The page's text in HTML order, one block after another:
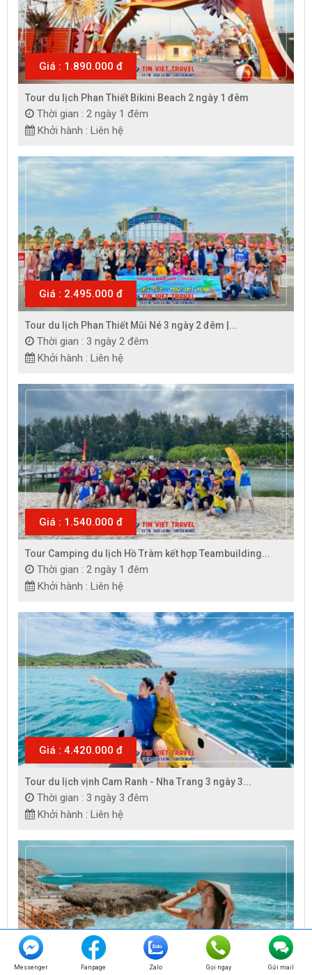
Giá : 1.890.000 đ
Tour du lịch Phan Thiết Bikini Beach 2 ngày 1 đêm
Thời gian : 2 ngày 1 đêm
Khởi hành : Liên hệ
Giá : 2.495.000 đ
Tour du lịch Phan Thiết Mũi Né 3 ngày 2 đêm |...
Thời gian : 3 ngày 2 đêm
Khởi hành : Liên hệ
Giá : 1.540.000 đ
Tour Camping du lịch Hồ Tràm kết hợp Teambuilding...
Thời gian : 2 ngày 1 đêm
Khởi hành : Liên hệ
Giá : 4.420.000 đ
Tour du lịch vịnh Cam Ranh - Nha Trang 3 ngày 3...
Thời gian : 3 ngày 3 đêm
Khởi hành : Liên hệ
Messenger Fanpage Zalo Gọi ngay Gửi mail